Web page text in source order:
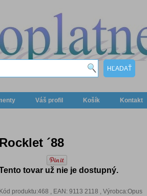
Váš profil Košík Kontakt
Rocklet ´88
tovar už nie je dostupný.
Kód produktu:468 , EAN: 9113 2118 , Výrobca:Opus